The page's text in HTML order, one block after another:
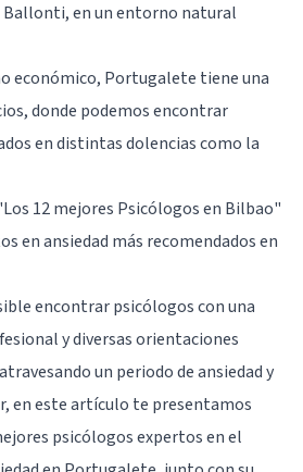
Ballonti, en un entorno natural
económico, Portugalete tiene una
donde podemos encontrar
en distintas dolencias como la
12 mejores Psicólogos en Bilbao"
en ansiedad más recomendados en
encontrar psicólogos con una
y diversas orientaciones
un periodo de ansiedad y
en este artículo te presentamos
psicólogos expertos en el